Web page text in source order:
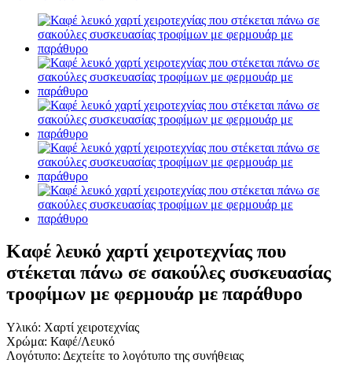
Καφέ λευκό χαρτί χειροτεχνίας που
στέκεται πάνω σε σακούλες συσκευασίας
τροφίμων με φερμουάρ με παράθυρο
Υλικό: Χαρτί χειροτεχνίας
Χρώμα: Καφέ/Λευκό
Λογότυπο: Δεχτείτε το λογότυπο της συνήθειας